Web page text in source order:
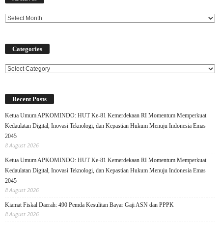
Categories
Categories
Recent Posts
Ketua Umum APKOMINDO: HUT Ke-81 Kemerdekaan RI Momentum Memperkuat
Kedaulatan Digital, Inovasi Teknologi, dan Kepastian Hukum Menuju Indonesia Emas
2045
8 August 2026
Ketua Umum APKOMINDO: HUT Ke-81 Kemerdekaan RI Momentum Memperkuat
Kedaulatan Digital, Inovasi Teknologi, dan Kepastian Hukum Menuju Indonesia Emas
2045
8 August 2026
Kiamat Fiskal Daerah: 490 Pemda Kesulitan Bayar Gaji ASN dan PPPK
8 August 2026